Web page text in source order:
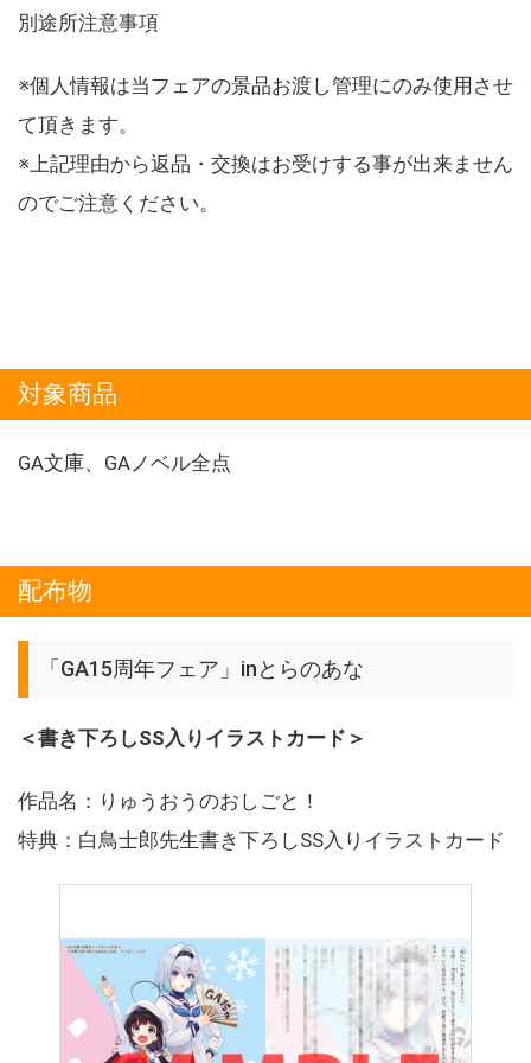
別途所注意事項
※個人情報は当フェアの景品お渡し管理にのみ使用させ
て頂きます。
※上記理由から返品・交換はお受けする事が出来ません
のでご注意ください。
対象商品
GA文庫、GAノベル全点
配布物
「GA15周年フェア」inとらのあな
＜書き下ろしSS入りイラストカード＞
作品名：りゅうおうのおしごと！
特典：白鳥士郎先生書き下ろしSS入りイラストカード